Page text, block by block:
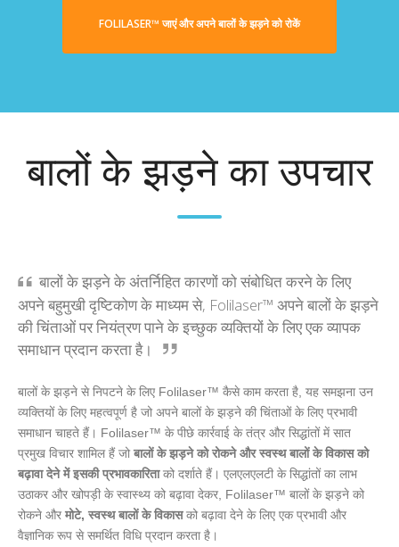
FOLILASER™ जाएं और अपने बालों के झड़ने को रोकें
बालों के झड़ने का उपचार
बालों के झड़ने के अंतर्निहित कारणों को संबोधित करने के लिए
अपने बहुमुखी दृष्टिकोण के माध्यम से, Folilaser™ अपने बालों के झड़ने
की चिंताओं पर नियंत्रण पाने के इच्छुक व्यक्तियों के लिए एक व्यापक
समाधान प्रदान करता है।
बालों के झड़ने से निपटने के लिए Folilaser™ कैसे काम करता है, यह समझना उन
व्यक्तियों के लिए महत्वपूर्ण है जो अपने बालों के झड़ने की चिंताओं के लिए प्रभावी
समाधान चाहते हैं। Folilaser™ के पीछे कार्रवाई के तंत्र और सिद्धांतों में सात
प्रमुख विचार शामिल हैं जो बालों के झड़ने को रोकने और स्वस्थ बालों के विकास को
बढ़ावा देने में इसकी प्रभावकारिताको दर्शाते हैं। एलएलएलटी के सिद्धांतों का लाभ
उठाकर और खोपड़ी के स्वास्थ्य को बढ़ावा देकर, Folilaser™ बालों के झड़ने को
रोकने और मोटे, स्वस्थ बालों के विकासको बढ़ावा देने के लिए एक प्रभावी और
वैज्ञानिक रूप से समर्थित विधि प्रदान करता है।